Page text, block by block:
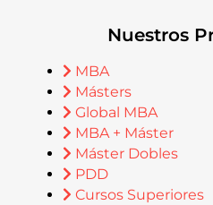
Nuestros
MBA
Másters
Global MBA
MBA + Máster
Máster Dobles
PDD
Cursos Superiores